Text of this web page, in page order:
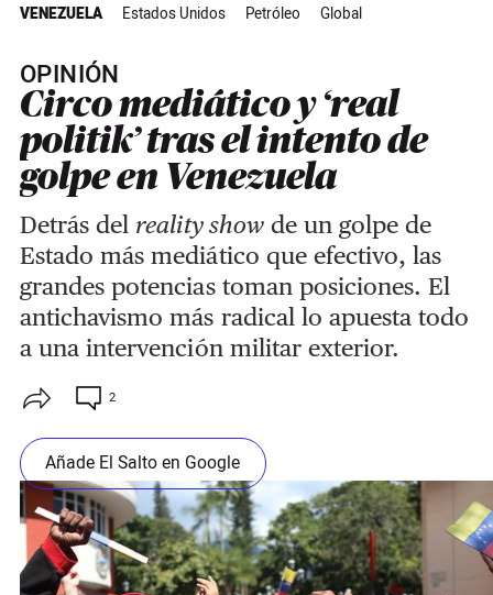
VENEZUELA Estados Unidos Petróleo Global
OPINIÓN
Circo mediático y ‘real
politik’ tras el intento de
golpe en Venezuela
Detrás del reality showde un golpe de
Estado más mediático que efectivo, las
grandes potencias toman posiciones. El
antichavismo más radicallo apuesta todo
a una intervención militar exterior.
2
Añade El Salto en Google